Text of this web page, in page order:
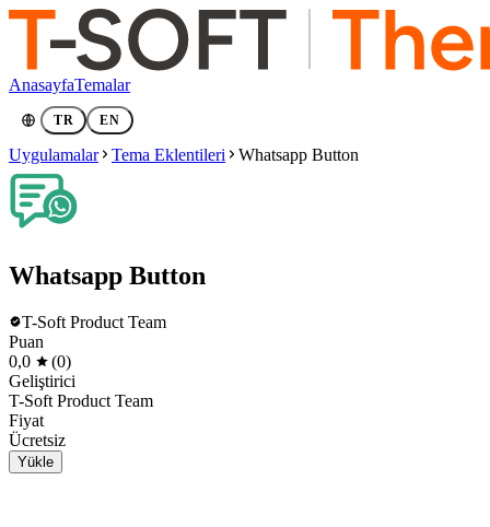
AnasayfaTemalar
TR EN
Uygulamalar Tema Eklentileri Whatsapp Button
Whatsapp Button
T-Soft Product Team
Puan
0,0
(0)
Geliştirici
T-Soft Product Team
Fiyat
Ücretsiz
Yükle